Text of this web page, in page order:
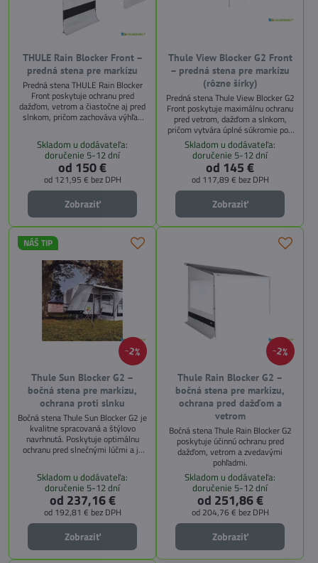
THULE Rain Blocker Front –
predná stena pre markízu
Predná stena THULE Rain Blocker
Front poskytuje ochranu pred
dažďom, vetrom a čiastočne aj pred
slnkom, pričom zachováva výhľad
karavanistov, ktorí chcú zvýšiť
komfort pod markízou.
Skladom u dodávateľa:
doručenie 5-12 dní
od 150 €
od 121,95 € bez DPH
Zobraziť
Thule View Blocker G2 Front
– predná stena pre markízu
(rôzne šírky)
Predná stena Thule View Blocker G2
Front poskytuje maximálnu ochranu
pred vetrom, dažďom a slnkom,
pričom vytvára úplné súkromie pod
markízou. Ideálne riešenie pre
karavanistov, ktorí chcú komfort a
bezpečie pri kempovaní.
Skladom u dodávateľa:
doručenie 5-12 dní
od 145 €
od 117,89 € bez DPH
Zobraziť
2%
NÁŠ TIP
Thule Sun Blocker G2 –
bočná stena pre markízu,
ochrana proti slnku
Bočná stena Thule Sun Blocker G2 je
kvalitne spracovaná a štýlovo
navrhnutá. Poskytuje optimálnu
ochranu pred slnečnými lúčmi a je
markízami Thule. Vďaka vzdušnej
sieťovine prepúšťa svetlo a
umožňuje výhľad, pričom zachováva
príjemný tieň.
Skladom u dodávateľa:
doručenie 5-12 dní
od 237,16 €
od 192,81 € bez DPH
Zobraziť
2%
Thule Rain Blocker G2 –
bočná stena pre markízu,
ochrana pred dažďom a
vetrom
Bočná stena Thule Rain Blocker G2
poskytuje účinnú ochranu pred
dažďom, vetrom a zvedavými
pohľadmi.
Skladom u dodávateľa:
doručenie 5-12 dní
od 251,86 €
od 204,76 € bez DPH
Zobraziť